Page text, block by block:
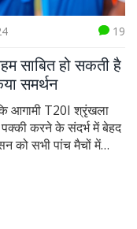
19
साबित हो सकती है
समर्थन
आगामी T20I श्रृंखला
करने के संदर्भ में बेहद
को सभी पांच मैचों में
अपनी क्षमता साबित